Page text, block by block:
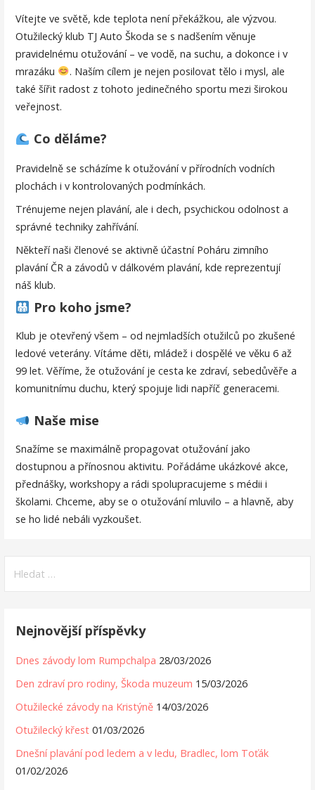
Vítejte ve světě, kde teplota není překážkou, ale výzvou.
Otužilecký klub TJ Auto Škoda se s nadšením věnuje
pravidelnému otužování – ve vodě, na suchu, a dokonce i v
mrazáku
. Naším cílem je nejen posilovat tělo i mysl, ale
také šířit radost z tohoto jedinečného sportu mezi širokou
veřejnost.
Co děláme?
Pravidelně se scházíme k otužování v přírodních vodních
plochách i v kontrolovaných podmínkách.
Trénujeme nejen plavání, ale i dech, psychickou odolnost a
správné techniky zahřívání.
Někteří naši členové se aktivně účastní Poháru zimního
plavání ČR a závodů v dálkovém plavání, kde reprezentují
náš klub.
Pro koho jsme?
Klub je otevřený všem – od nejmladších otužilců po zkušené
ledové veterány. Vítáme děti, mládež i dospělé ve věku 6 až
99 let. Věříme, že otužování je cesta ke zdraví, sebedůvěře a
komunitnímu duchu, který spojuje lidi napříč generacemi.
Naše mise
Snažíme se maximálně propagovat otužování jako
dostupnou a přínosnou aktivitu. Pořádáme ukázkové akce,
přednášky, workshopy a rádi spolupracujeme s médii i
školami. Chceme, aby se o otužování mluvilo – a hlavně, aby
se ho lidé nebáli vyzkoušet.
Nejnovější příspěvky
Dnes závody lom Rumpchalpa 28/03/2026
Den zdraví pro rodiny, Škoda muzeum 15/03/2026
Otužilecké závody na Kristýně 14/03/2026
Otužilecký křest 01/03/2026
Dnešní plavání pod ledem a v ledu, Bradlec, lom Toťák
01/02/2026